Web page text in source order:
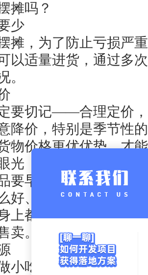
摊吗？
少
摊，为了防止亏损严
以适量进货，通过多
。
要切记——合理定价，
降价，特别是季节性
物价格更优优势，才
光
要早上货、早销售，
好、就好比你在十二
上都有围巾了销售就
卖。
小吃摊的朋友，制作